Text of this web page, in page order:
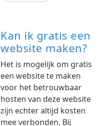
Kan ik gratis een
website maken?
Het is mogelijk om gratis
een website te maken
voor het betrouwbaar
hosten van deze website
zijn echter altijd kosten
mee verbonden. Bij